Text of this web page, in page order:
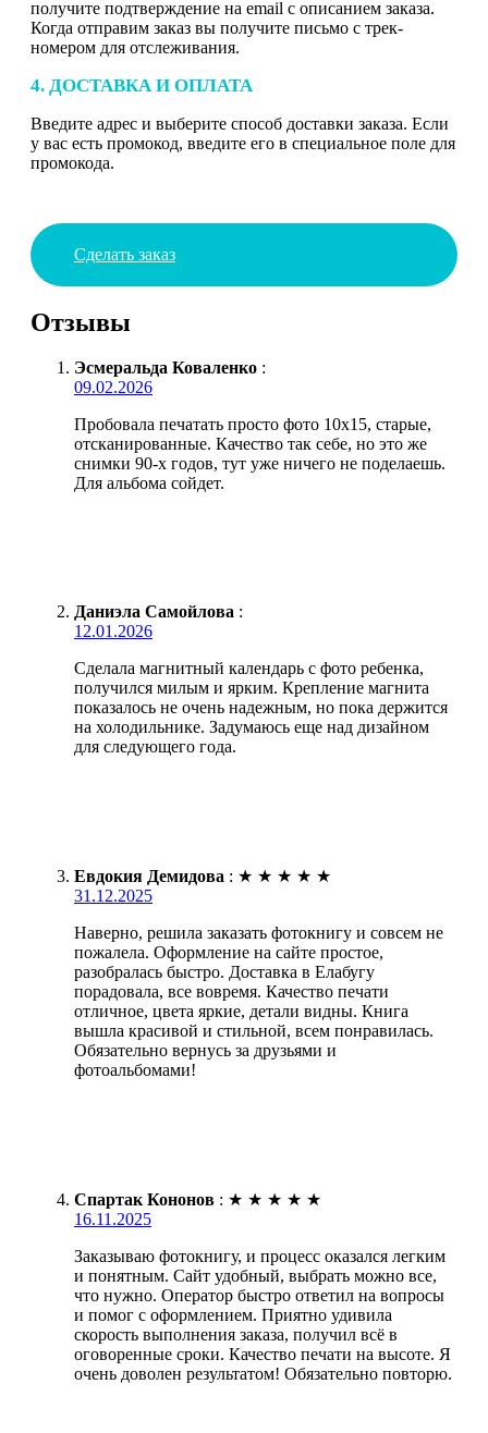
получите подтверждение на email с описанием заказа.
Когда отправим заказ вы получите письмо с трек-
номером для отслеживания.
4. ДОСТАВКА И ОПЛАТА
Введите адрес и выберите способ доставки заказа. Если
у вас есть промокод, введите его в специальное поле для
промокода.
Сделать заказ
Отзывы
Эсмеральда Коваленко :
09.02.2026
Пробовала печатать просто фото 10х15, старые,
отсканированные. Качество так себе, но это же
снимки 90-х годов, тут уже ничего не поделаешь.
Для альбома сойдет.
Даниэла Самойлова :
12.01.2026
Сделала магнитный календарь с фото ребенка,
получился милым и ярким. Крепление магнита
показалось не очень надежным, но пока держится
на холодильнике. Задумаюсь еще над дизайном
для следующего года.
Евдокия Демидова : ★ ★ ★ ★ ★
31.12.2025
Наверно, решила заказать фотокнигу и совсем не
пожалела. Оформление на сайте простое,
разобралась быстро. Доставка в Елабугу
порадовала, все вовремя. Качество печати
отличное, цвета яркие, детали видны. Книга
вышла красивой и стильной, всем понравилась.
Обязательно вернусь за друзьями и
фотоальбомами!
Спартак Кононов : ★ ★ ★ ★ ★
16.11.2025
Заказываю фотокнигу, и процесс оказался легким
и понятным. Сайт удобный, выбрать можно все,
что нужно. Оператор быстро ответил на вопросы
и помог с оформлением. Приятно удивила
скорость выполнения заказа, получил всё в
оговоренные сроки. Качество печати на высоте. Я
очень доволен результатом! Обязательно повторю.